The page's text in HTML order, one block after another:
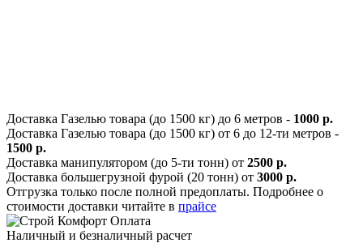
Доставка Газелью товара (до 1500 кг) до 6 метров - 1000 р.
Доставка Газелью товара (до 1500 кг) от 6 до 12-ти метров -
1500 р.
Доставка манипулятором (до 5-ти тонн) от 2500 р.
Доставка большегрузной фурой (20 тонн) от 3000 р.
Отгрузка только после полной предоплаты. Подробнее о
стоимости доставки читайте в прайсе
Оплата
Наличный и безналичный расчет